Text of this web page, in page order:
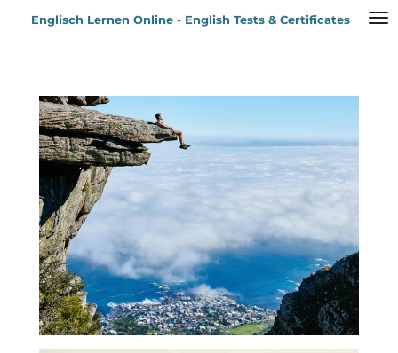
ZumEnglisch Lernen Online - English Tests & Certificates